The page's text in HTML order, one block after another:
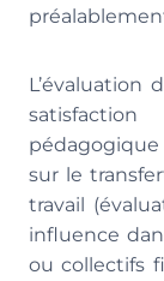
L’évaluation
pédagogique
sur le
travail
influence
ou collectifs